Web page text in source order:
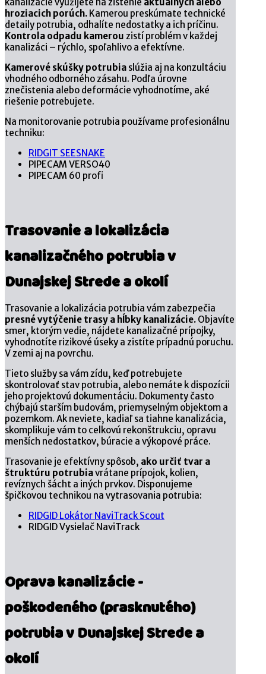
hroziacich porúch. Kamerou preskúmate technické
detaily potrubia, odhalíte nedostatky a ich príčinu.
Kontrola odpadu kamerou zistí problém v každej
kanalizáci – rýchlo, spoľahlivo a efektívne.
Kamerové skúšky potrubia slúžia aj na konzultáciu
vhodného odborného zásahu. Podľa úrovne
znečistenia alebo deformácie vyhodnotíme, aké
riešenie potrebujete.
Na monitorovanie potrubia používame profesionálnu
techniku:
RIDGIT SEESNAKE
PIPECAM VERSO40
PIPECAM 60 profi
Trasovanie a lokalizácia
kanalizačného potrubia v
Dunajskej Strede a okolí
Trasovanie a lokalizácia potrubia vám zabezpečia
presné vytýčenie trasy a hĺbky kanalizácie. Objavíte
smer, ktorým vedie, nájdete kanalizačné prípojky,
vyhodnotíte rizikové úseky a zistíte prípadnú poruchu.
V zemi aj na povrchu.
Tieto služby sa vám zídu, keď potrebujete
skontrolovať stav potrubia, alebo nemáte k dispozícii
jeho projektovú dokumentáciu. Dokumenty často
chýbajú starším budovám, priemyselným objektom a
pozemkom. Ak neviete, kadiaľ sa tiahne kanalizácia,
skomplikuje vám to celkovú rekonštrukciu, opravu
menších nedostatkov, búracie a výkopové práce.
Trasovanie je efektívny spôsob, ako určiť tvar a
štruktúru potrubiavrátane prípojok, kolien,
revíznych šácht a iných prvkov. Disponujeme
špičkovou technikou na vytrasovania potrubia:
RIDGID Lokátor NaviTrack Scout
RIDGID Vysielač NaviTrack
Oprava kanalizácie -
poškodeného (prasknutého)
potrubia v Dunajskej Strede a
okolí